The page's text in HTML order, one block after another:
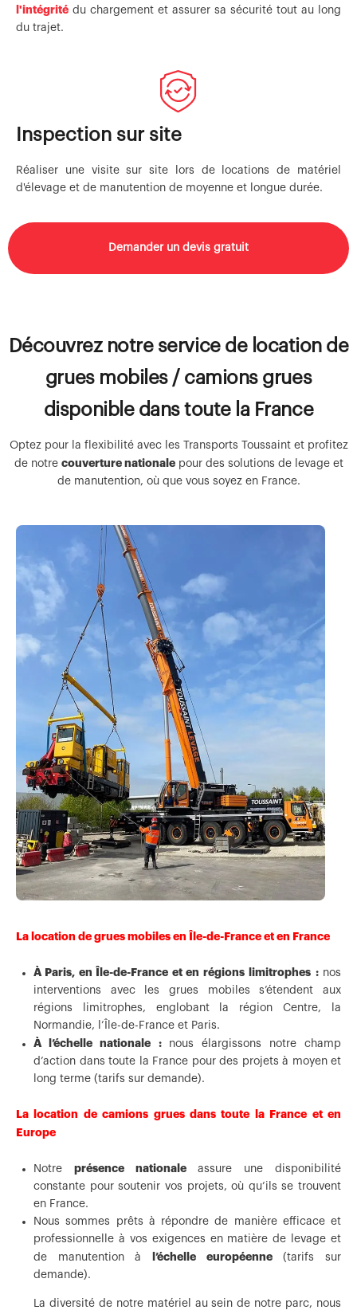
l'intégrité du chargement et assurer sa sécurité tout au long
du trajet.
Inspection sur site
Réaliser une visite sur site lors de locations de matériel
d'élevage et de manutention de moyenne et longue durée.
Demander un devis gratuit
Découvrez notre service de location de
grues mobiles / camions grues
disponible dans toute la France
Optez pour la flexibilité avec les Transports Toussaint et profitez
de notre couverture nationalepour des solutions de levage et
de manutention, où que vous soyez en France.
La location de grues mobiles en Île-de-France et en France
À Paris, en Île-de-France et en régions limitrophes :nos
interventions avec les grues mobiles s’étendent aux
régions limitrophes, englobant la région Centre, la
Normandie, l’Île-de-France et Paris.
À l’échelle nationale :nous élargissons notre champ
d’action dans toute la France pour des projets à moyen et
long terme (tarifs sur demande).
La location de camions grues dans toute la France et en
Europe
Notre présence nationaleassure une disponibilité
constante pour soutenir vos projets, où qu’ils se trouvent
en France.
Nous sommes prêts à répondre de manière efficace et
professionnelle à vos exigences en matière de levage et
de manutention à
l’échelle européenne(tarifs sur
demande).
La diversité de notre matériel au sein de notre parc, nous